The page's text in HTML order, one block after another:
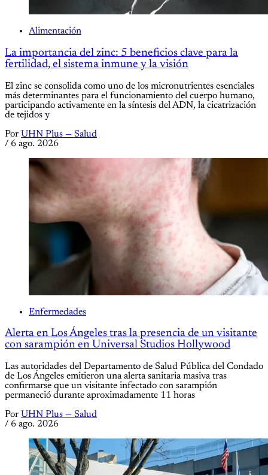
Alimentación
La importancia del zinc: 5 beneficios clave para la
fertilidad, el sistema inmune y la visión
El zinc se consolida como uno de los micronutrientes esenciales
más determinantes para el funcionamiento del cuerpo humano,
participando activamente en la síntesis del ADN, la cicatrización
de tejidos y
Por UHN Plus — Salud
/ 6 ago. 2026
Enfermedades
Alerta en Los Ángeles tras la presencia de un visitante
con sarampión en Universal Studios Hollywood
Las autoridades del Departamento de Salud Pública del Condado
de Los Ángeles emitieron una alerta sanitaria masiva tras
confirmarse que un visitante infectado con sarampión
permaneció durante aproximadamente 11 horas
Por UHN Plus — Salud
/ 6 ago. 2026